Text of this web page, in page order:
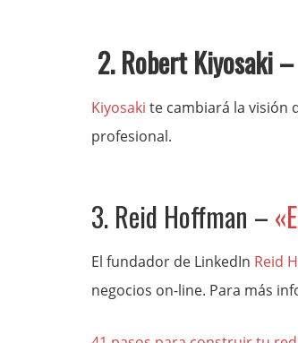
2. Robert Kiyosaki –
Kiyosaki te cambiará la visión
profesional.
3. Reid Hoffman –
El fundador de LinkedIn Reid
negocios on-line. Para más